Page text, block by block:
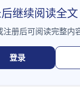
继续阅读全文
注册后可阅读完整内
登录